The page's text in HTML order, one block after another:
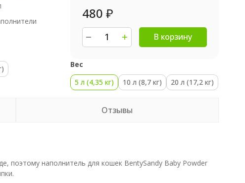
480 ₽
В корзину
Вес
5 л (4,35 кг)
10 л (8,7 кг) 20 л (17,2 кг)
Отзывы
поэтому наполнитель для кошек BentySandy Baby Powder